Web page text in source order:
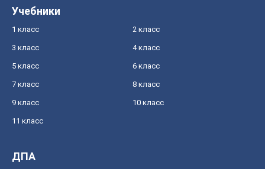
Учебники
1 класс 2 класс
3 класс 4 класс
5 класс 6 класс
7 класс 8 класс
9 класс 10 класс
11 класс
ДПА